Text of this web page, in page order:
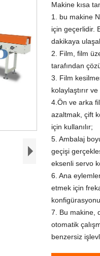
Makine kısa
1. bu makine
için geçerlidir.
dakikaya
2. Film, film
tarafından
3. Film
kolaylaştırır
4.Ön ve arka
azaltmak, çift
için kullanılır;
5. Ambalaj
geçişi
eksenli servo
6. Ana
etmek için
7. Bu makine,
otomatik
benzersiz